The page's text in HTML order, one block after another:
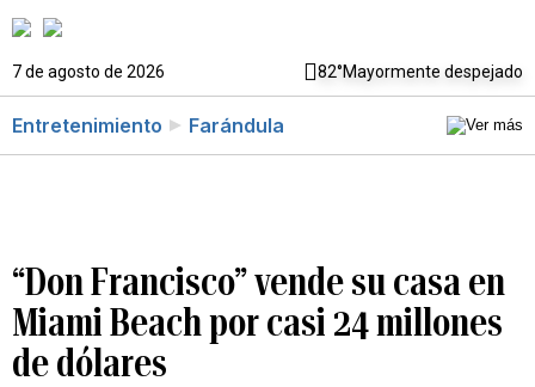
7 de agosto de 2026 82°Mayormente despejado
Entretenimiento Farándula
“Don Francisco” vende su casa en
Miami Beach por casi 24 millones
de dólares